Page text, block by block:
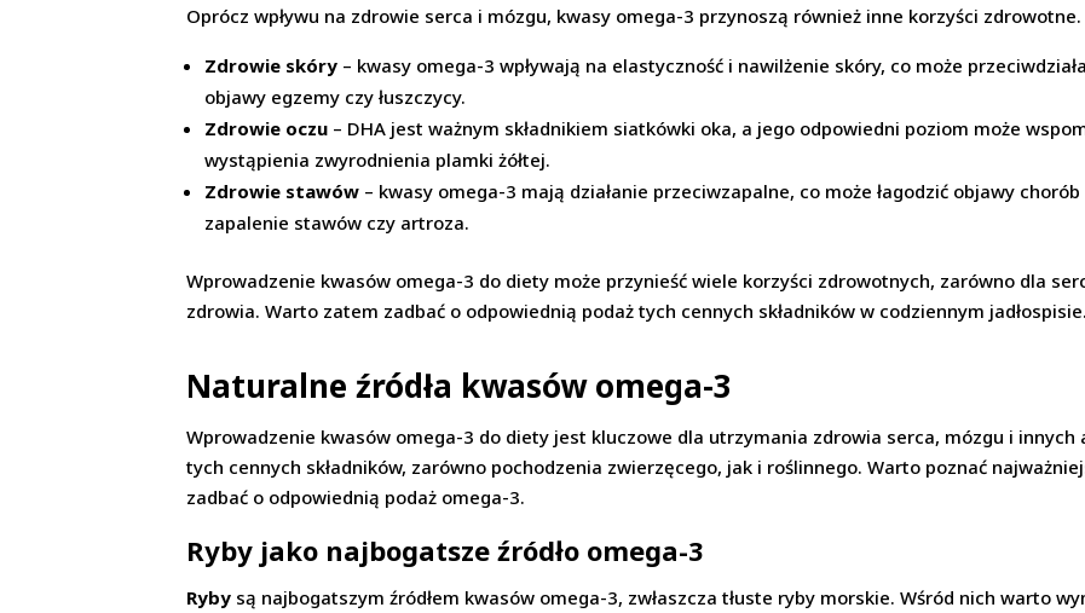
Oprócz wpływu na zdrowie serca i mózgu, kwasy omega-3 przynoszą również inne korzyści
Zdrowie skóry – kwasy omega-3 wpływają na elastyczność i nawilżenie skóry, co może
objawy egzemy czy łuszczycy.
Zdrowie oczu – DHA jest ważnym składnikiem siatkówki oka, a jego odpowiedni poziom może
wystąpienia zwyrodnienia plamki żółtej.
Zdrowie stawów – kwasy omega-3 mają działanie przeciwzapalne, co może łagodzić objawy
zapalenie stawów czy artroza.
Wprowadzenie kwasów omega-3 do diety może przynieść wiele korzyści zdrowotnych, zarówno dla
zdrowia. Warto zatem zadbać o odpowiednią podaż tych cennych składników w codziennym jadłospisie.
Naturalne źródła kwasów omega-3
Wprowadzenie kwasów omega-3 do diety jest kluczowe dla utrzymania zdrowia serca, mózgu i
tych cennych składników, zarówno pochodzenia zwierzęcego, jak i roślinnego. Warto poznać
zadbać o odpowiednią podaż omega-3.
Ryby jako najbogatsze źródło omega-3
Ryby są najbogatszym źródłem kwasów omega-3, zwłaszcza tłuste ryby morskie. Wśród nich warto